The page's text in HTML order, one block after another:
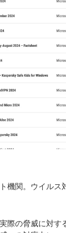
機関。ウイル
際の脅威に対す